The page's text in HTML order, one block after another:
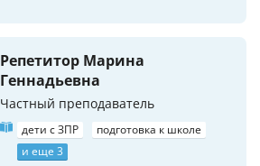
Репетитор Марина
Геннадьевна
Частный преподаватель
дети с ЗПР
подготовка к школе
и еще 3